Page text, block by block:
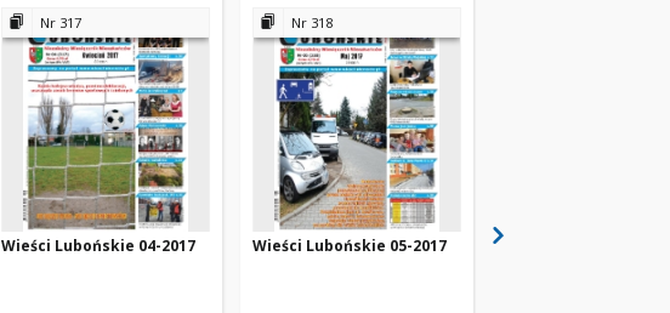
Nr 317
Wieści Lubońskie 04-2017
Nr 318
Wieści Lubońskie 05-2017